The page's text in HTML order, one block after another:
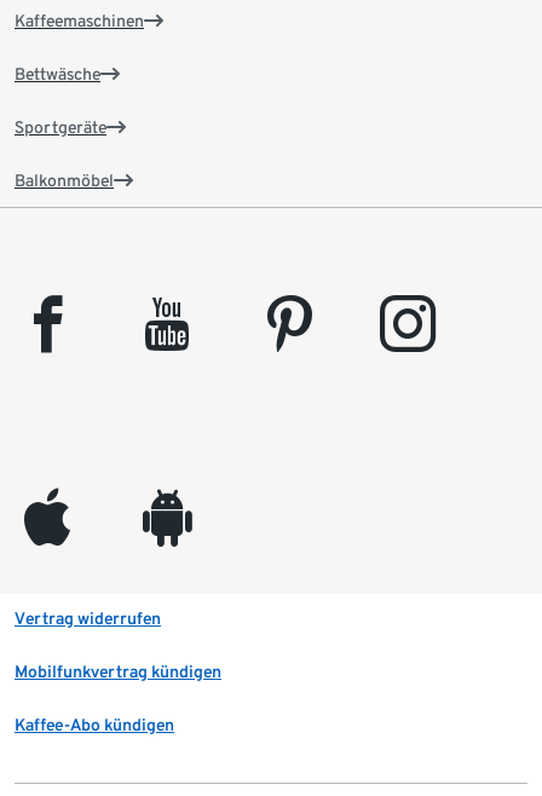
Kaffeemaschinen
Bettwäsche
Sportgeräte
Balkonmöbel
facebook youtube pinterest instagram
appleinc android
Vertrag widerrufen
Mobilfunkvertrag kündigen
Kaffee-Abo kündigen